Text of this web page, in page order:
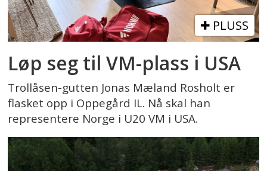
PLUSS
Løp seg til VM-plass i USA
Trollåsen-gutten Jonas Mæland Rosholt er
flasket opp i Oppegård IL. Nå skal han
representere Norge i U20 VM i USA.